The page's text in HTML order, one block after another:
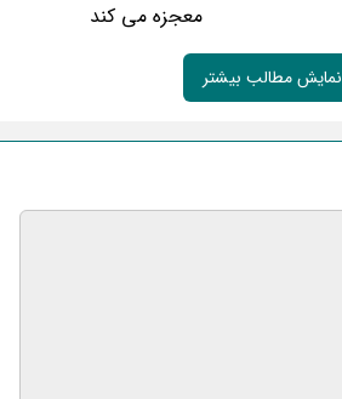
معجزه می کند
نمایش مطالب بیشتر